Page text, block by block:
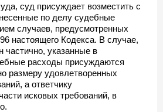
суд присуждает возместить с
по делу судебные
случаев, предусмотренных
настоящего Кодекса. В случае,
частично, указанные в
расходы присуждаются
размеру удовлетворенных
а ответчику
исковых требований, в